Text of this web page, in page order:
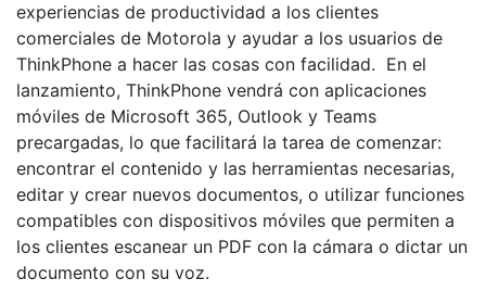
experiencias de productividad a los clientes
comerciales de Motorola y ayudar a los usuarios de
ThinkPhone a hacer las cosas con facilidad. En el
lanzamiento, ThinkPhone vendrá con aplicaciones
móviles de Microsoft 365, Outlook y Teams
precargadas, lo que facilitará la tarea de comenzar:
encontrar el contenido y las herramientas necesarias,
editar y crear nuevos documentos, o utilizar funciones
compatibles con dispositivos móviles que permiten a
los clientes escanear un PDF con la cámara o dictar un
documento con su voz.